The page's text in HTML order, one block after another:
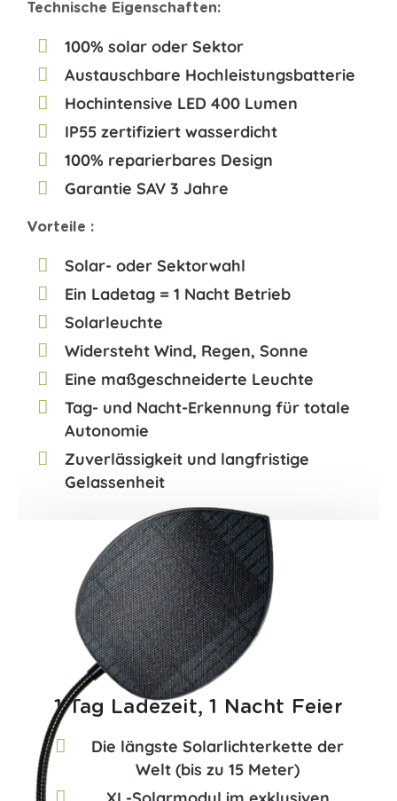
Technische Eigenschaften:
100% solar oder Sektor
Austauschbare Hochleistungsbatterie
Hochintensive LED 400 Lumen
IP55 zertifiziert wasserdicht
100% reparierbares Design
Garantie SAV 3 Jahre
Vorteile :
Solar- oder Sektorwahl
Ein Ladetag = 1 Nacht Betrieb
Solarleuchte
Widersteht Wind, Regen, Sonne
Eine maßgeschneiderte Leuchte
Tag- und Nacht-Erkennung für totale
Autonomie
Zuverlässigkeit und langfristige
Gelassenheit
1 Tag Ladezeit, 1 Nacht Feier
Die längste Solarlichterkette der
Welt (bis zu 15 Meter)